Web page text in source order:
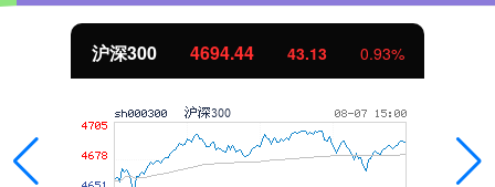
北证50 1134.24 11.37 1.01%